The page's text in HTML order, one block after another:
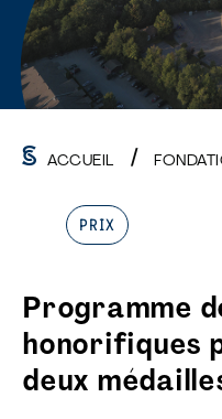
ACCUEIL
PRIX
Programme
honorifiques
deux